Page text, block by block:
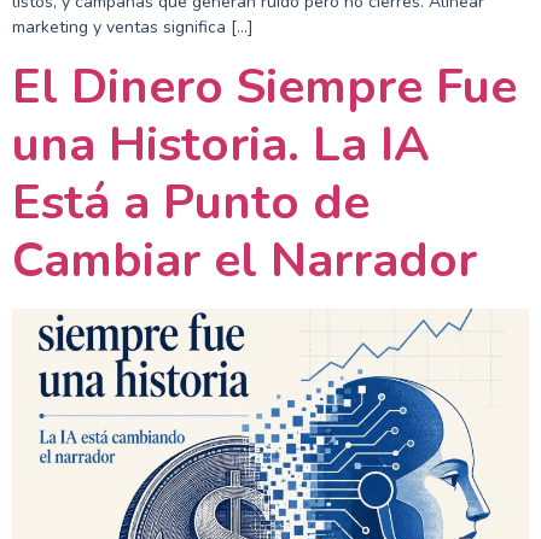
marketing y ventas significa […]
El Dinero Siempre Fue
una Historia. La IA
Está a Punto de
Cambiar el Narrador